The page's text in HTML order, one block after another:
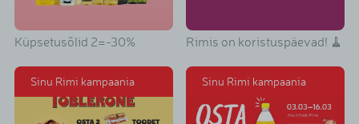
Küpsetusõlid 2=-30% Rimis on koristuspäevad! 🧹
Sinu Rimi kampaania Sinu Rimi kampaania